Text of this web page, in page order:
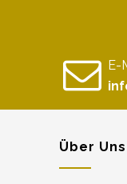
E-
Über Uns